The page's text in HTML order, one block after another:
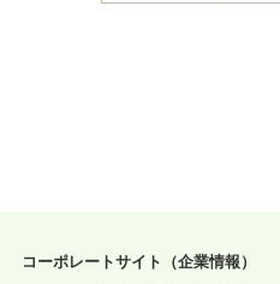
コーポレートサイト（企業情報）